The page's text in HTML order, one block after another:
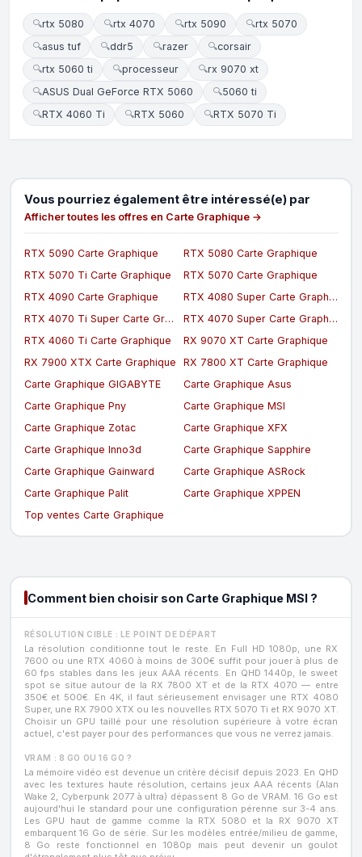
🔍rtx 5080 🔍rtx 4070 🔍rtx 5090 🔍rtx 5070
🔍asus tuf 🔍ddr5 🔍razer 🔍corsair
🔍rtx 5060 ti 🔍processeur 🔍rx 9070 xt
🔍ASUS Dual GeForce RTX 5060 🔍5060 ti
🔍RTX 4060 Ti 🔍RTX 5060 🔍RTX 5070 Ti
Vous pourriez également être intéressé(e) par
Afficher toutes les offres en Carte Graphique →
RTX 5090 Carte Graphique
RTX 5080 Carte Graphique
RTX 5070 Ti Carte Graphique
RTX 5070 Carte Graphique
RTX 4090 Carte Graphique
RTX 4080 Super Carte Graphique
RTX 4070 Ti Super Carte Graphique
RTX 4070 Super Carte Graphique
RTX 4060 Ti Carte Graphique
RX 9070 XT Carte Graphique
RX 7900 XTX Carte Graphique
RX 7800 XT Carte Graphique
Carte Graphique GIGABYTE
Carte Graphique Asus
Carte Graphique Pny
Carte Graphique MSI
Carte Graphique Zotac
Carte Graphique XFX
Carte Graphique Inno3d
Carte Graphique Sapphire
Carte Graphique Gainward
Carte Graphique ASRock
Carte Graphique Palit
Carte Graphique XPPEN
Top ventes Carte Graphique
Comment bien choisir son Carte Graphique MSI ?
RÉSOLUTION CIBLE : LE POINT DE DÉPART
La résolution conditionne tout le reste. En Full HD 1080p, une RX
7600 ou une RTX 4060 à moins de 300€ suffit pour jouer à plus de
60 fps stables dans les jeux AAA récents. En QHD 1440p, le sweet
spot se situe autour de la RX 7800 XT et de la RTX 4070 — entre
350€ et 500€. En 4K, il faut sérieusement envisager une RTX 4080
Super, une RX 7900 XTX ou les nouvelles RTX 5070 Ti et RX 9070 XT.
Choisir un GPU taillé pour une résolution supérieure à votre écran
actuel, c'est payer pour des performances que vous ne verrez jamais.
VRAM : 8 GO OU 16 GO ?
La mémoire vidéo est devenue un critère décisif depuis 2023. En QHD
avec les textures haute résolution, certains jeux AAA récents (Alan
Wake 2, Cyberpunk 2077 à ultra) dépassent 8 Go de VRAM. 16 Go est
aujourd'hui le standard pour une configuration pérenne sur 3-4 ans.
Les GPU haut de gamme comme la RTX 5080 et la RX 9070 XT
embarquent 16 Go de série. Sur les modèles entrée/milieu de gamme,
8 Go reste fonctionnel en 1080p mais peut devenir un goulot